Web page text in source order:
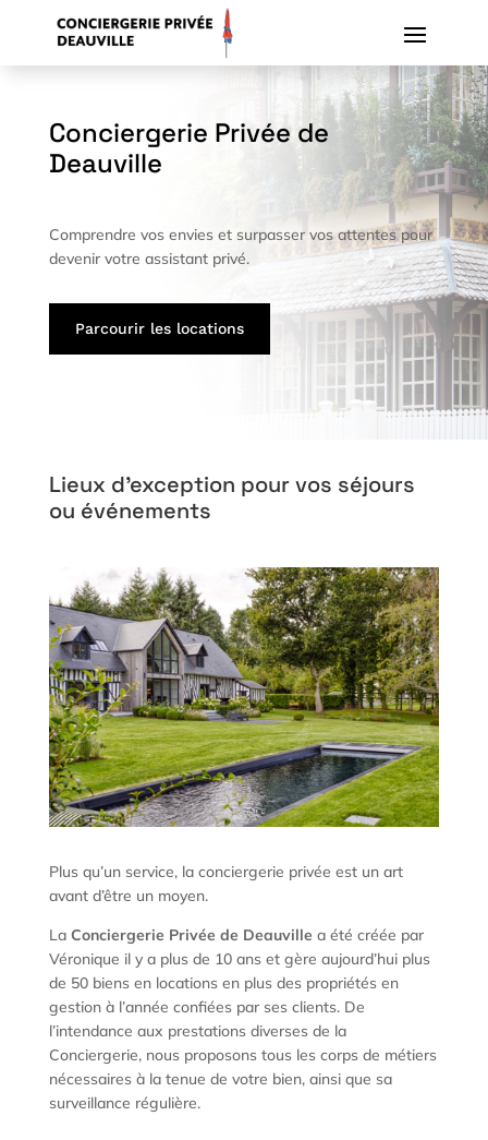
Conciergerie Privée de
Deauville
Comprendre vos envies et surpasser vos attentes pour
devenir votre assistant privé.
Parcourir les locations
Lieux d’exception pour vos séjours
ou événements
Plus qu’un service, la conciergerie privée est un art
avant d’être un moyen.
La Conciergerie Privée de Deauville a été créée par
Véronique il y a plus de 10 ans et gère aujourd’hui plus
de 50 biens en locations en plus des propriétés en
gestion à l’année confiées par ses clients. De
l’intendance aux prestations diverses de la
Conciergerie, nous proposons tous les corps de métiers
nécessaires à la tenue de votre bien, ainsi que sa
surveillance régulière.